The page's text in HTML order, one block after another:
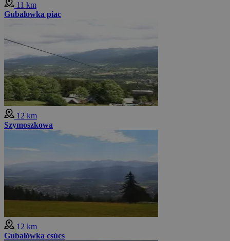
11 km
Gubalowka piac
12 km
Szymoszkowa
12 km
Gubałówka csúcs